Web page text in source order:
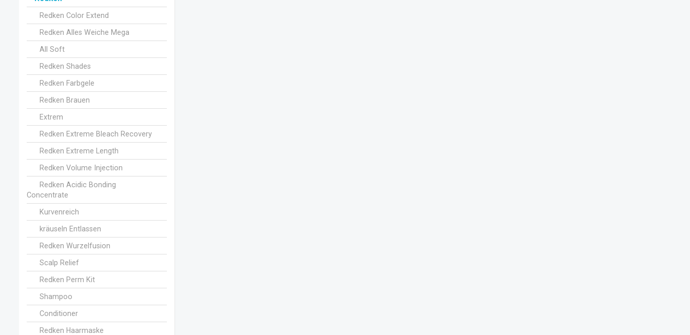
Redken Color Extend
Redken Alles Weiche Mega
All Soft
Redken Shades
Redken Farbgele
Redken Brauen
Extrem
Redken Extreme Bleach Recovery
Redken Extreme Length
Redken Volume Injection
Redken Acidic Bonding
Concentrate
Kurvenreich
kräuseln Entlassen
Redken Wurzelfusion
Scalp Relief
Redken Perm Kit
Shampoo
Conditioner
Redken Haarmaske